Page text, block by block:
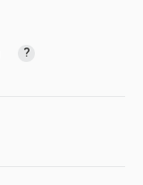
?